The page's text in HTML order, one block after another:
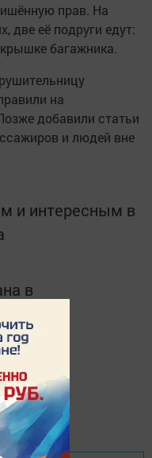
прав. На
две её подруги едут:
багажника.
на
добавили статьи
и людей вне
и интересным в
в
MАХ: